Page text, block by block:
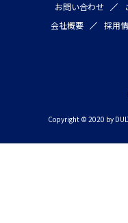
お問い合わせ
会社概要
採用
Copyright © 2020 by